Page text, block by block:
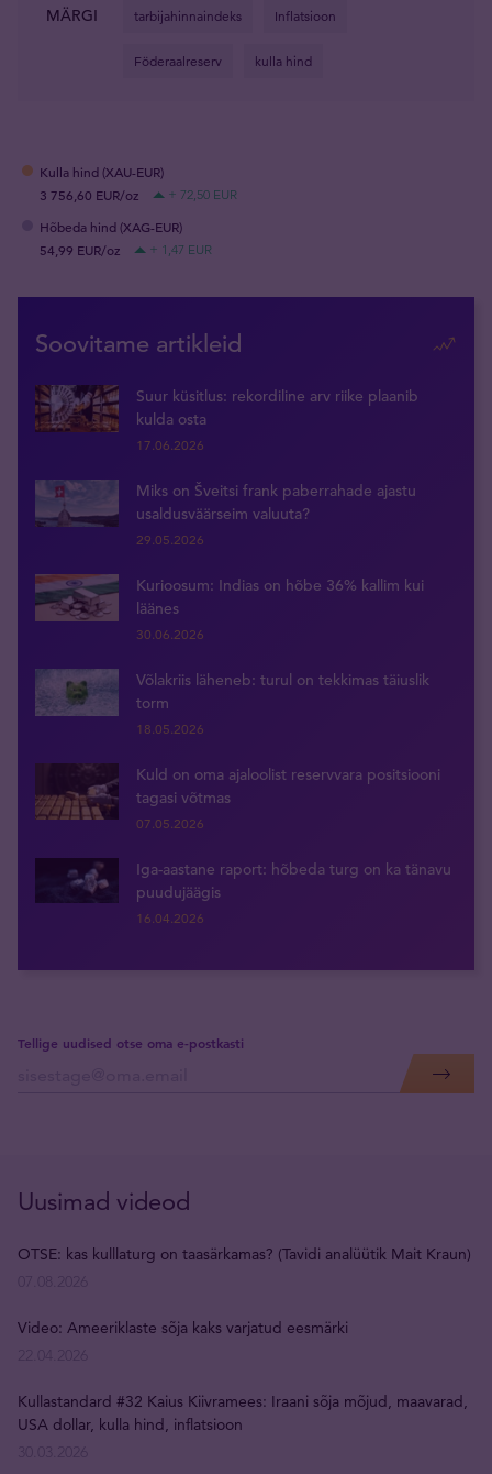
MÄRGI tarbijahinnaindeks Inflatsioon
Föderaalreserv kulla hind
Kulla hind (XAU-EUR)
3 756,60 EUR/oz
+ 72,50 EUR
Hõbeda hind (XAG-EUR)
54,99 EUR/oz
+ 1,47 EUR
Soovitame artikleid
Suur küsitlus: rekordiline arv riike plaanib
kulda osta
17.06.2026
Miks on Šveitsi frank paberrahade ajastu
usaldusväärseim valuuta?
29.05.2026
Kurioosum: Indias on hõbe 36% kallim kui
läänes
30.06.2026
Võlakriis läheneb: turul on tekkimas täiuslik
torm
18.05.2026
Kuld on oma ajaloolist reservvara positsiooni
tagasi võtmas
07.05.2026
Iga-aastane raport: hõbeda turg on ka tänavu
puudujäägis
16.04.2026
Tellige uudised otse oma e-postkasti
Uusimad videod
OTSE: kas kulllaturg on taasärkamas? (Tavidi analüütik Mait Kraun)
Video: Ameeriklaste sõja kaks varjatud eesmärki
Kullastandard #32 Kaius Kiivramees: Iraani sõja mõjud, maavarad,
USA dollar, kulla hind, inflatsioon